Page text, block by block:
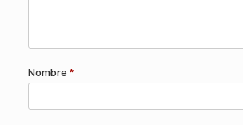
Nombre *